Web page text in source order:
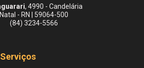
, 4990 - Candelária
Natal - RN | 59064-500
(84) 3234-5566
Serviços